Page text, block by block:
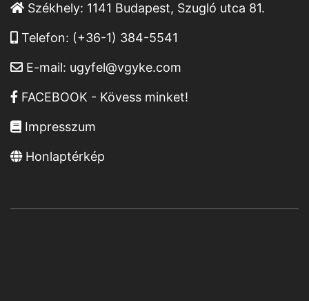
Székhely: 1141 Budapest, Szugló utca 81.
Telefon: (+36-1) 384-5541
E-mail: ugyfel@vgyke.com
FACEBOOK - Kövess minket!
Impresszum
Honlaptérkép